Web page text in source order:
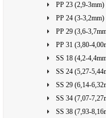
PP 23 (2,9-3mm)
PP 24 (3-3,2mm)
PP 29 (3,6-
PP 31 (3,80-
SS 18 (4,2-
SS 24 (5,27-
SS 29 (6,14-
SS 34 (7,07-
SS 38 (7,93-